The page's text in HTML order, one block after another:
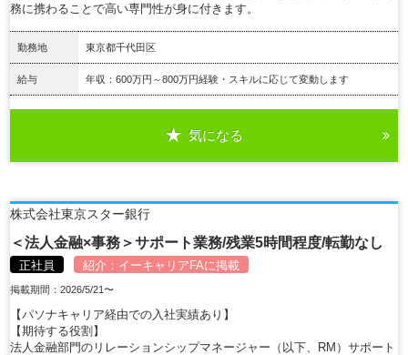
務に携わることで高い専門性が身に付きます。
勤務地 東京都千代田区
給与 年収：600万円～800万円経験・スキルに応じて変動します
気になる
株式会社東京スター銀行
＜法人金融×事務＞サポート業務/残業5時間程度/転勤なし
正社員 紹介： イーキャリアFAに掲載
掲載期間：2026/5/21〜
【パソナキャリア経由での入社実績あり】
【期待する役割】
法人金融部門のリレーションシップマネージャー（以下、RM）サポート